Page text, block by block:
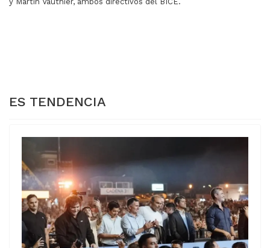
ES TENDENCIA